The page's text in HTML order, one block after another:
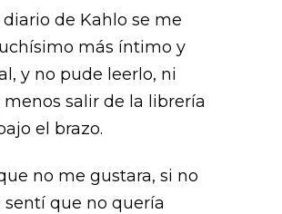
diario de Kahlo se me
más íntimo y
y no pude leerlo, ni
salir de la librería
el brazo.
no me gustara, si no
sentí que no quería